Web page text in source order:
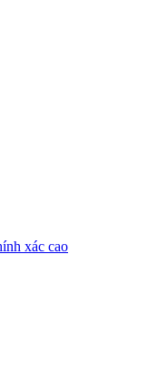
xác cao